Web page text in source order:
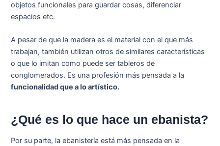
objetos funcionales para guardar cosas, diferenciar
espacios etc.
A pesar de que la madera es el material con el que más
trabajan, también utilizan otros de similares características
o que lo imitan como puede ser tableros de
conglomerados. Es una profesión más pensada a la
funcionalidad que a lo artístico.
¿Qué es lo que hace un ebanista?
Por su parte, la ebanistería está más pensada en la